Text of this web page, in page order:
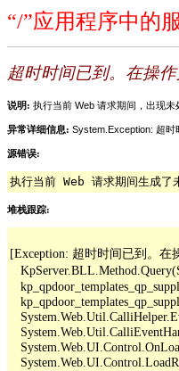
“/”应用程序中的
超时时间已到。在操
说明: 执行当前 Web 请求期间，出现
异常详细信息: System.Exception: 超
源错误:
执行当前 Web 请求期间生成了
堆栈跟踪:
[Exception: 超时时间已到。